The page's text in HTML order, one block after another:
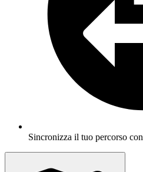
Sincronizza il tuo percorso con